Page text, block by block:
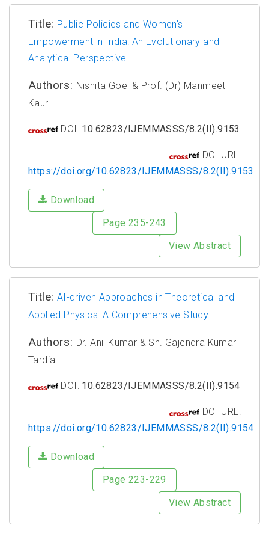
Title: Public Policies and Women's
Empowerment in India: An Evolutionary and
Analytical Perspective
Authors: Nishita Goel & Prof. (Dr) Manmeet
Kaur
DOI: 10.62823/IJEMMASSS/8.2(II).9153
DOI URL:
https://doi.org/10.62823/IJEMMASSS/8.2(II).9153
Download
Page 235-243
View Abstract
Title: AI-driven Approaches in Theoretical and
Applied Physics: A Comprehensive Study
Authors: Dr. Anil Kumar & Sh. Gajendra Kumar
Tardia
DOI: 10.62823/IJEMMASSS/8.2(II).9154
DOI URL:
https://doi.org/10.62823/IJEMMASSS/8.2(II).9154
Download
Page 223-229
View Abstract